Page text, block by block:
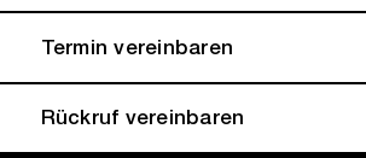
Termin vereinbaren
Rückruf vereinbaren